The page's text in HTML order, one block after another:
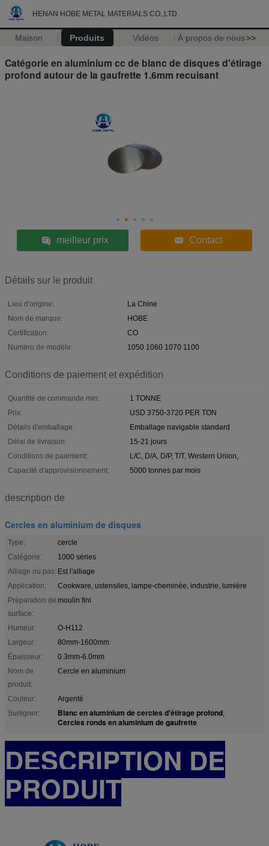
HENAN HOBE METAL MATERIALS CO.,LTD.
Maison Produits Vidéos À propos de nous>>
Catégorie en aluminium cc de blanc de disques d'étirage
profond autour de la gaufrette 1.6mm recuisant
meilleur prix Contact
Détails sur le produit
Lieu d'origine:
La Chine
Nom de marque:
HOBE
Certification:
CO
Numéro de modèle:
1050 1060 1070 1100
Conditions de paiement et expédition
Quantité de commande min:
1 TONNE
Prix:
USD 3750-3720 PER TON
Détails d'emballage:
Emballage navigable standard
Délai de livraison:
15-21 jours
Conditions de paiement:
L/C, D/A, D/P, T/T, Western Union,
Capacité d'approvisionnement:
5000 tonnes par mois
description de
Cercles en aluminium de disques
Type:
cercle
Catégorie:
1000 séries
Alliage ou pas: Est l'alliage
Application:
Cookware, ustensiles, lampe-cheminée, industrie, lumière
Préparation de
surface:
moulin fini
Humeur:
O-H112
Largeur:
80mm-1600mm
Épaisseur:
0.3mm-6.0mm
Nom de
produit:
Cercle en aluminium
Couleur:
Argenté
Surligner:
Blanc en aluminium de cercles d'étirage profond,
Cercles ronds en aluminium de gaufrette
DESCRIPTION DE
PRODUIT